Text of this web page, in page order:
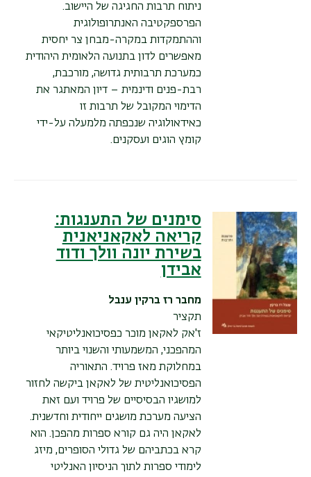
ניתוח תרבות החגיגה של היישוב.
הפרספקטיבה האנתרופולוגית
וההתמקדות במקרה-מבחן צר יחסית
מאפשרים לדון בתנועה הלאומית היהודית
כמערכת תרבותית גדושה, מורכבת,
רבת-פנים ודינמית – דיון המאתגר את
הדימוי המקובל של תרבות זו
כאידאולוגיה שנכפתה מלמעלה על-ידי
קומץ הוגים ועסקנים.
סימנים של התענגות:
קריאה לאקאניאנית
בשירת יונה וולך ודוד
אבידן
מחבר רז ברקין ענבל
תקציר
ז'אק לאקאן מוכר כפסיכואנליטיקאי
המהפכני, המשמעותי והשנוי ביותר
במחלוקת מאז פרויד. התאוריה
הפסיכואנליטית של לאקאן ביקשה לחזור
למושגיו הבסיסיים של פרויד ועם זאת
הציעה מערכת מושגים ייחודית וחדשנית.
לאקאן היה גם קורא ספרות מהפכן. הוא
קרא בכתביהם של גדולי הסופרים, מיזג
לימודי ספרות לתוך הניסיון האנליטי